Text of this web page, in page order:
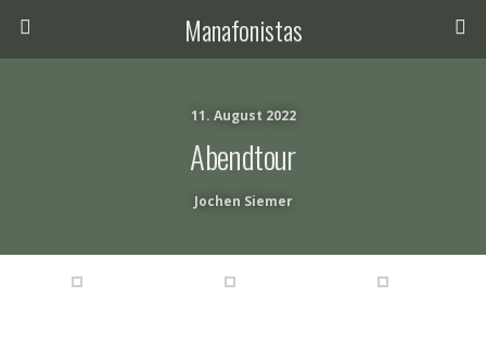
Manafonistas
11. August 2022
Abendtour
Jochen Siemer